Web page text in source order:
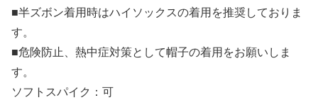
■半ズボン着用時はハイソックスの着用を推奨しておりま
す。
■危険防止、熱中症対策として帽子の着用をお願いしま
す。
ソフトスパイク：可